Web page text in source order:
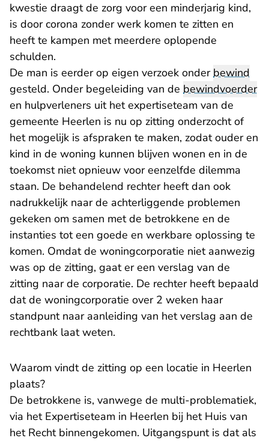
kwestie draagt de zorg voor een minderjarig kind,
is door corona zonder werk komen te zitten en
heeft te kampen met meerdere oplopende
schulden.
De man is eerder op eigen verzoek onderbewind
gesteld. Onder begeleiding van de bewindvoerder
en hulpverleners uit het expertiseteam van de
gemeente Heerlen is nu op zitting onderzocht of
het mogelijk is afspraken te maken, zodat ouder en
kind in de woning kunnen blijven wonen en in de
toekomst niet opnieuw voor eenzelfde dilemma
staan. De behandelend rechter heeft dan ook
nadrukkelijk naar de achterliggende problemen
gekeken om samen met de betrokkene en de
instanties tot een goede en werkbare oplossing te
komen. Omdat de woningcorporatie niet aanwezig
was op de zitting, gaat er een verslag van de
zitting naar de corporatie. De rechter heeft bepaald
dat de woningcorporatie over 2 weken haar
standpunt naar aanleiding van het verslag aan de
rechtbank laat weten.
Waarom vindt de zitting op een locatie in Heerlen
plaats?
De betrokkene is, vanwege de multi-problematiek,
via het Expertiseteam in Heerlen bij het Huis van
het Recht binnengekomen. Uitgangspunt is dat als